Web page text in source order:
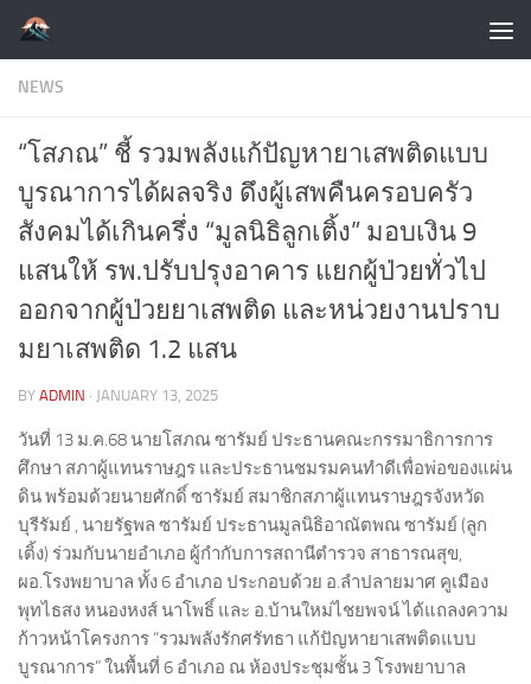
Skip to content
NEWS
“โสภณ” ชี้ รวมพลังแก้ปัญหายาเสพติดแบบ
บูรณาการได้ผลจริง ดึงผู้เสพคืนครอบครัว
สังคมได้เกินครึ่ง “มูลนิธิลูกเติ้ง” มอบเงิน 9
แสนให้ รพ.ปรับปรุงอาคาร แยกผู้ป่วยทั่วไป
ออกจากผู้ป่วยยาเสพติด และหน่วยงานปราบ
มยาเสพติด 1.2 แสน
BY ADMIN · JANUARY 13, 2025
วันที่ 13 ม.ค.68 นายโสภณ ซารัมย์ ประธานคณะกรรมาธิการการ
ศึกษา สภาผู้แทนราษฎร และประธานชมรมคนทำดีเพื่อพ่อของแผ่น
ดิน พร้อมด้วยนายศักดิ์ ซารัมย์ สมาชิกสภาผู้แทนราษฎรจังหวัด
บุรีรัมย์ , นายรัฐพล ซารัมย์ ประธานมูลนิธิอาณัตพณ ซารัมย์ (ลูก
เติ้ง) ร่วมกับนายอำเภอ ผู้กำกับการสถานีตำรวจ สาธารณสุข,
ผอ.โรงพยาบาล ทั้ง 6 อำเภอ ประกอบด้วย อ.ลำปลายมาศ คูเมือง
พุทไธสง หนองหงส์ นาโพธิ์ และ อ.บ้านใหม่ไชยพจน์ ได้แถลงความ
ก้าวหน้าโครงการ “รวมพลังรักศรัทธา แก้ปัญหายาเสพติดแบบ
บูรณาการ” ในพื้นที่ 6 อำเภอ ณ ห้องประชุมชั้น 3 โรงพยาบาล